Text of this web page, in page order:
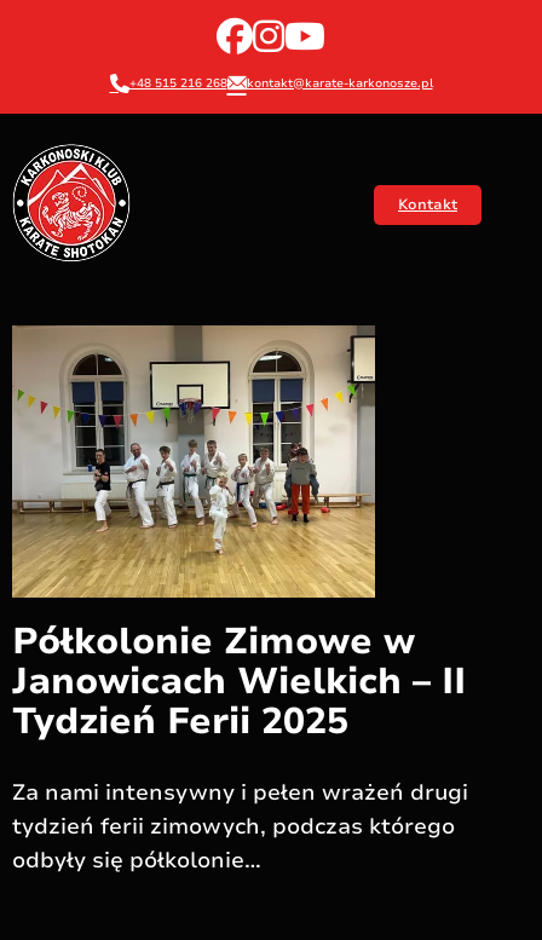
+48 515 216 268 kontakt@karate-karkonosze.pl
Kontakt
Półkolonie Zimowe w
Janowicach Wielkich – II
Tydzień Ferii 2025
Za nami intensywny i pełen wrażeń drugi
tydzień ferii zimowych, podczas którego
odbyły się półkolonie…